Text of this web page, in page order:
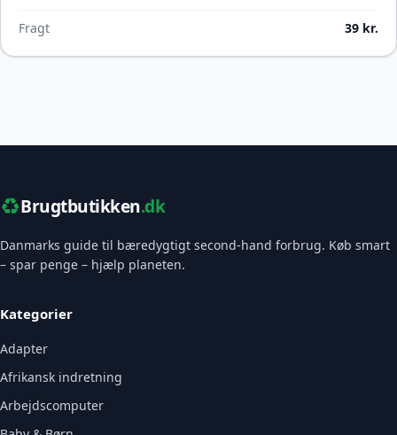
Fragt 39 kr.
♻️Brugtbutikken.dk
Danmarks guide til bæredygtigt second-hand forbrug. Køb smart
– spar penge – hjælp planeten.
Kategorier
Adapter
Afrikansk indretning
Arbejdscomputer